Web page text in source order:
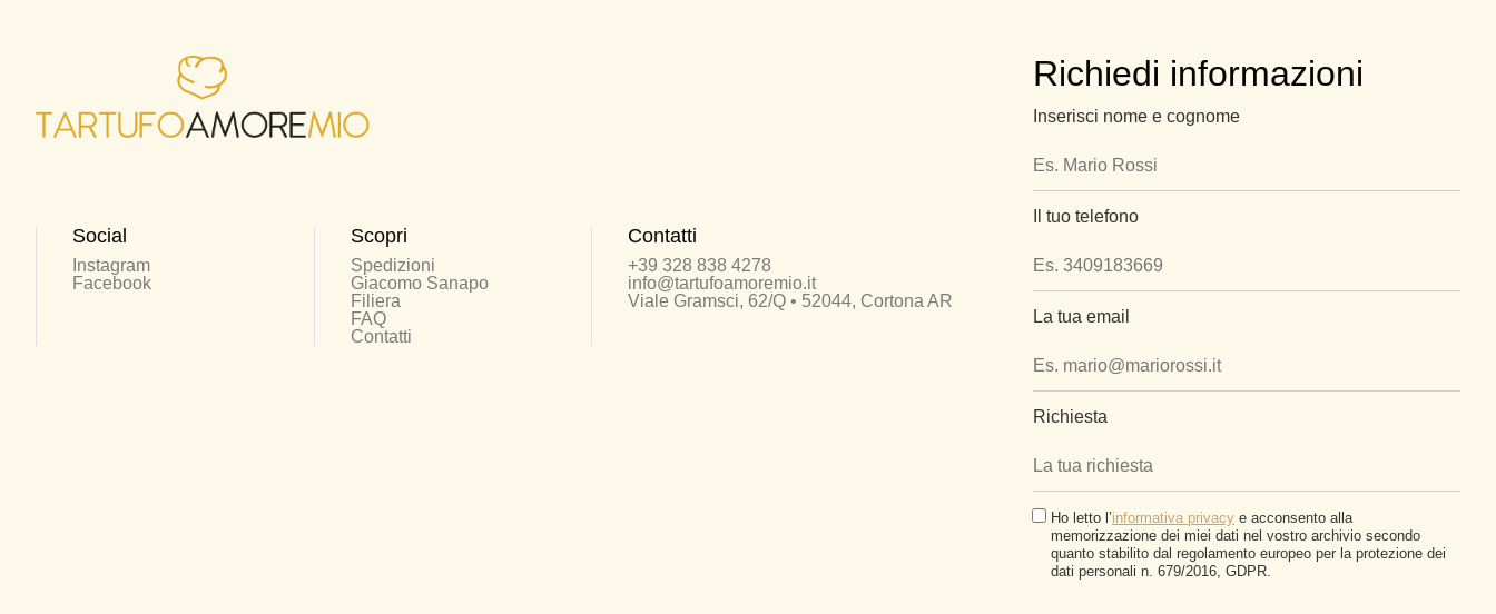
Social
Instagram
Facebook
Scopri
Spedizioni
Giacomo Sanapo
Filiera
FAQ
Contatti
Contatti
+39 328 838 4278
info@tartufoamoremio.it
Viale Gramsci, 62/Q • 52044, Cortona AR
Richiedi informazioni
Inserisci nome e cognome
Il tuo telefono
La tua email
Richiesta
Ho letto l’informativa privacy e acconsento alla
memorizzazione dei miei dati nel vostro archivio secondo
quanto stabilito dal regolamento europeo per la protezione dei
dati personali n. 679/2016, GDPR.